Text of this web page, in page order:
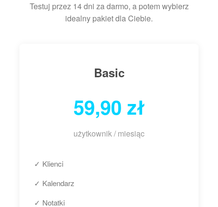
Testuj przez 14 dni za darmo, a potem wybierz
idealny pakiet dla Ciebie.
Basic
59,90 zł
użytkownik / miesiąc
✓ Klienci
✓ Kalendarz
✓ Notatki